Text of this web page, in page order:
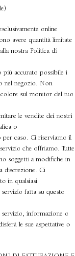
online
avere quantità limitate
nostra Politica di
più accurato possibile i
nel negozio. Non
colore sul monitor del tuo
le vendite dei nostri
o
per caso. Ci riserviamo il
che offriamo. Tutte
soggetti a modifiche in
discrezione. Ci
in qualsiasi
fatta su questo
informazione o
le sue aspettative o